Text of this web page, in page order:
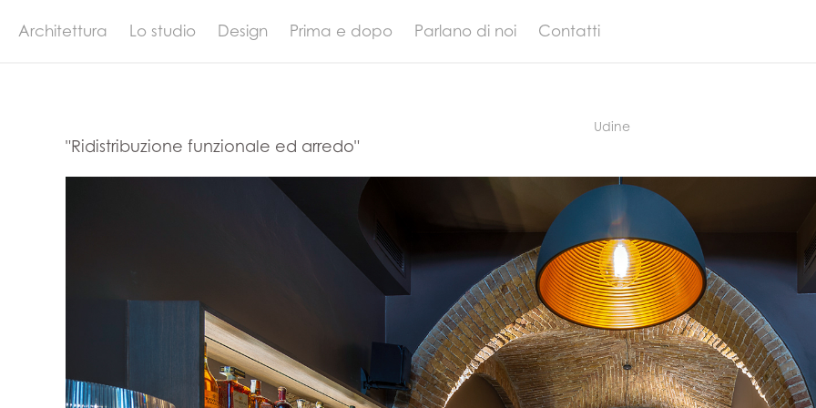
Architettura Lo studio Design Prima e dopo Parlano di noi Contatti
Udine
"Ridistribuzione funzionale ed arredo"